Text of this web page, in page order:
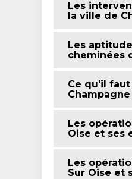
Les
la ville de
Les
cheminées
Ce qu'il
Les
Oise et ses
Les
Sur Oise et